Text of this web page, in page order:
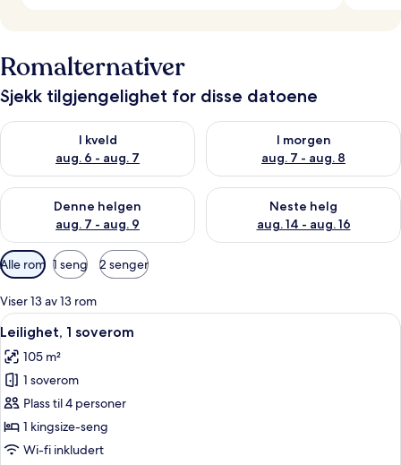
Romalternativer
Sjekk tilgjengelighet for disse datoene
I kveld
aug. 6 - aug. 7
Sjekk tilgjengelighet for i kveld, aug. 6 - aug. 7
I morgen
aug. 7 - aug. 8
Sjekk tilgjengelighet for i
Denne helgen
aug. 7 - aug. 9
Sjekk tilgjengelighet for denne helgen, aug. 7 - aug. 9
Neste helg
aug. 14 - aug. 16
Sjekk tilgjengelighet for neste
Tilgjengelige
filtre
for
rom
Alle rom 1 seng 2 senger
Viser 13 av 13 rom
Åpne
alle
bildene
av
Leilighet,
1
soverom
Leilighet, 1 soverom | Dundyner,
14
Leilighet, 1 soverom
105 m²
1 soverom
Plass til 4 personer
1 kingsize-seng
Wi-fi inkludert